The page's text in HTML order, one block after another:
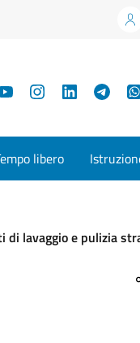
YouTubeInstagramLinkedIn
libero
di lavaggio e pulizia